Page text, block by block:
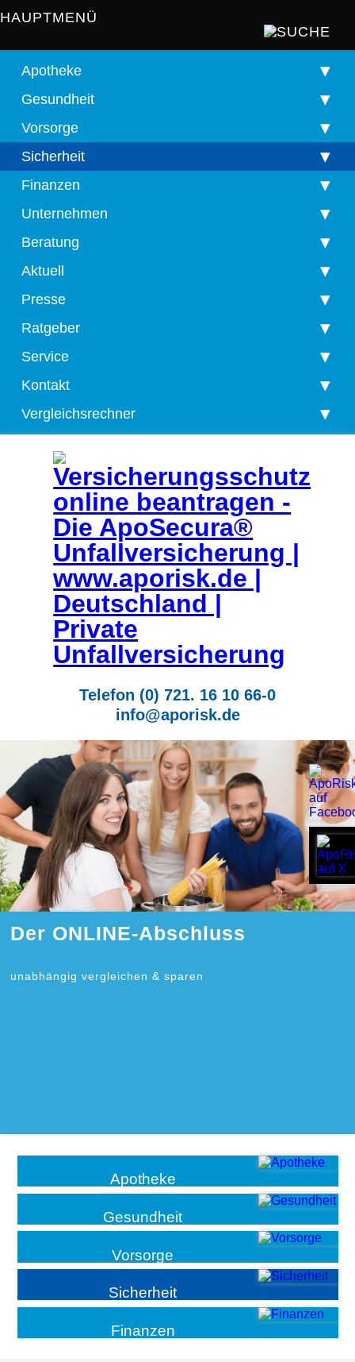
Telefon (0) 721. 16 10 66-0
info@aporisk.de
HAUPTMENÜ
Apotheke
Gesundheit
Vorsorge
Sicherheit
Finanzen
Unternehmen
Beratung
Aktuell
Presse
Ratgeber
Service
Kontakt
Vergleichsrechner
Der ONLINE-Abschluss
unabhängig vergleichen & sparen
Apotheke
Gesundheit
Vorsorge
Sicherheit
Finanzen